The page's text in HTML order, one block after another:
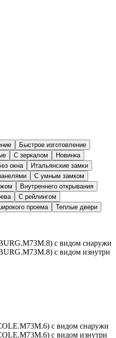
Быстрое изготовление
С зеркалом
Новинка
окна
Итальянские замки
С умным замком
Внутреннего открывания
С рейлингом
проема Теплые двери